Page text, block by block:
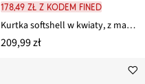
178,49 zł z kodem FINED
Kurtka softshell w kwiaty, z materiału odpychającego wodę
209,99 zł